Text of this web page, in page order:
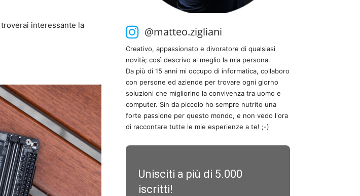
troverai interessante la
@matteo.zigliani
Creativo, appassionato e divoratore di qualsiasi
novità; così descrivo al meglio la mia persona.
Da più di 15 anni mi occupo di informatica, collaboro
con persone ed aziende per trovare ogni giorno
soluzioni che migliorino la convivenza tra uomo e
computer. Sin da piccolo ho sempre nutrito una
forte passione per questo mondo, e non vedo l'ora
di raccontare tutte le mie esperienze a te! ;-)
Unisciti a più di 5.000
iscritti!